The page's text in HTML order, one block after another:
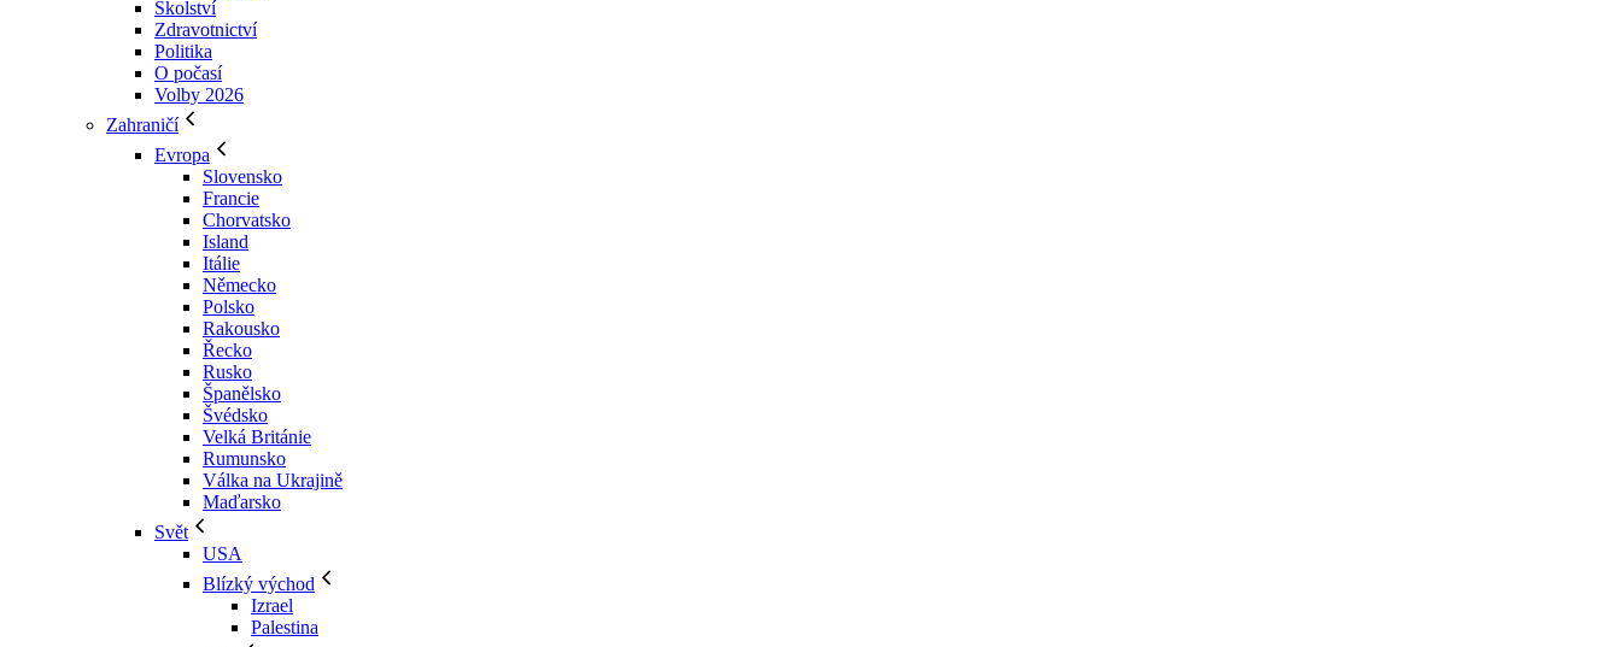
Školství
Zdravotnictví
Politika
O počasí
Volby 2026
Zahraničí
Evropa
Slovensko
Francie
Chorvatsko
Island
Itálie
Německo
Polsko
Rakousko
Řecko
Rusko
Španělsko
Švédsko
Velká Británie
Rumunsko
Válka na Ukrajině
Maďarsko
Svět
USA
Blízký východ
Izrael
Palestina